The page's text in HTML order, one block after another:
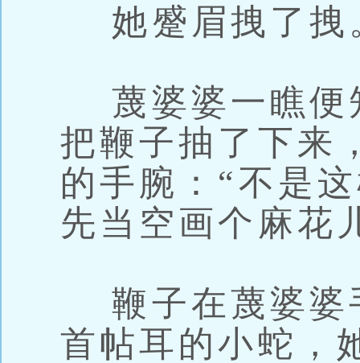
她蹙眉拽了拽
蔑婆婆一瞧便
把鞭子抽了下来
的手腕：“不是
先当空画个麻花
鞭子在蔑婆婆
首帖耳的小蛇，